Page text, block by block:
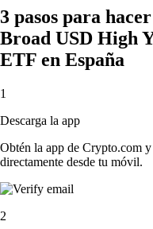
3 pasos para
Broad USD High
ETF en España
1
Descarga la app
Obtén la app de Crypto.com
directamente desde tu móvil.
2